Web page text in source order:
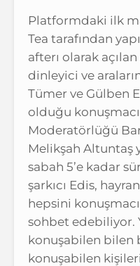
Platformdaki ilk
Tea tarafından
afterı olarak
dinleyici ve
Tümer ve Gülben
olduğu
Moderatörlüğü
Melikşah Altuntaş
sabah 5’e kadar
şarkıcı Edis,
hepsini
sohbet edebiliyor.
konuşabilen bilen
konuşabilen